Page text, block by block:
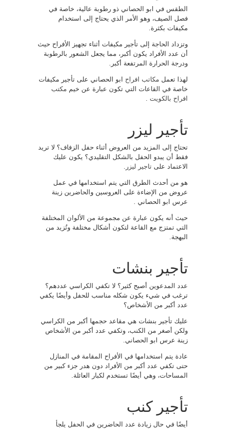
الطقس في ابو الحصاني ذو رطوبة عالية، خاصة في
فصل الصيف، وهو الأمر الذي يحتاج إلى استخدام
مكيفات بكثرة.
وتزداد الحاجة إلى تأجير مكيفات أثناء تجهيز الأفراح حيث
أن عدد الأفراد يكون أكبر، مما يجعل الشعور بالرطوبة
ودرجة الحرارة المرتفعة أكبر.
لهذا تعمل مكاتب افراح ابو الحصاني على تأجير مكيفات
خاصة في القاعات التي تكون عبارة عن خيم مكتب
افراح بالكويت
تأجير ليزر
تحتاج إلى المزيد من العروض أثناء حفل الزفاف؟ لا تريد
فقط أن يبدو الحفل بالشكل التقليدي؟ يكون عليك
الاعتماد على تاجير ليزر
هو من أحدث الطرق التي يتم استخدامها في عمل
عروض من الإضاءة على العروسين والحاضرين زينة
عرس ابو الحصاني .
حيث أنه يكون عبارة عن مجموعة من الألوان المختلفة
التي تمتزج مع القاعة لتكون أشكال مختلفة وتُزيد من
البهجة.
تأجير بنشات
عدد المدعوين أصبح كثير؟ لا تكفي الكراسي عددهم؟
ترغب في شيء يكون شكله مناسب للحفل وأيضًا يكفي
عدد أكبر من الأشخاص؟
عليك تأجير بنشات هي مقاعد حجمها أكبر من الكراسي
ولكن أصغر من الكنب، وتكفي عدد أكبر من الأشخاص
زينة عرس ابو الحصاني.
عادة يتم استخدامها في الأفراح المقامة في المنازل
حتى تكفي عدد أكبر من الأفراد دون هدر جزء كبير من
المساحات، وهي أيضًا تستخدم لكبار العائلة.
تأجير كنب
أيضًا في حال زيادة عدد الحاضرين في الحفل يلجأ